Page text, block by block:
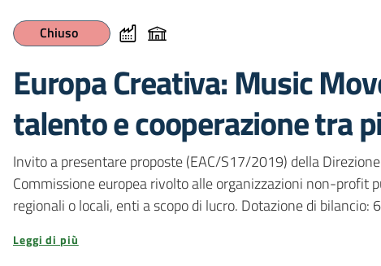
Chiuso
Europa Creativa: Music
talento e cooperazione tra
Invito a presentare proposte (EAC/S17/2019) della
Commissione europea rivolto alle organizzazioni non-profit
regionali o locali, enti a scopo di lucro. Dotazione di
Leggi di più